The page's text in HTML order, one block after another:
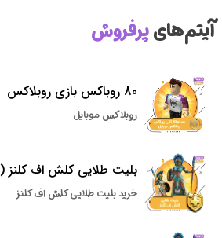
آیتم‌هایپرفروش
80 روباکس بازی روبلاکس
روبلاکس موبایل
بلیت طلایی کلش اف کلنز (3 دلاری)
خرید بلیت طلایی کلش اف کلنز